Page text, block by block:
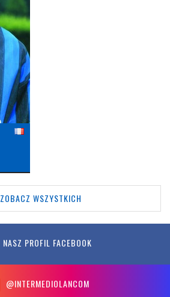
ZOBACZ WSZYSTKICH
NASZ PROFIL FACEBOOK
@INTERMEDIOLANCOM